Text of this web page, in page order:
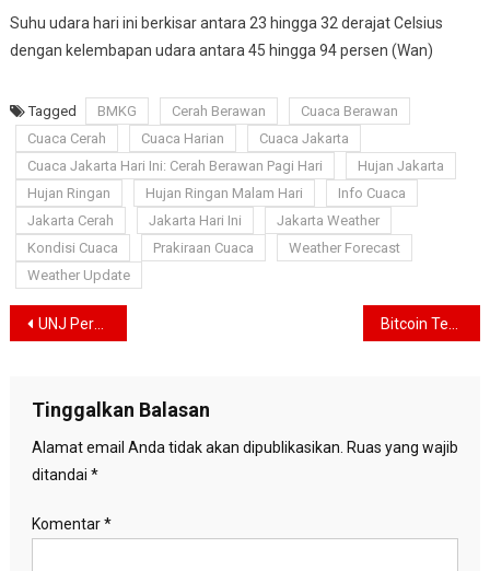
Suhu udara hari ini berkisar antara 23 hingga 32 derajat Celsius
dengan kelembapan udara antara 45 hingga 94 persen (Wan)
Tagged BMKG Cerah Berawan
Cuaca Berawan
Cuaca Cerah
Cuaca Harian
Cuaca Jakarta
Cuaca Jakarta Hari Ini: Cerah Berawan Pagi Hari
Hujan Jakarta
Hujan Ringan
Hujan Ringan Malam Hari
Info Cuaca
Jakarta Cerah
Jakarta Hari Ini
Jakarta Weather
Kondisi Cuaca
Prakiraan Cuaca
Weather Forecast
Weather Update
Navigasi
UNJ Perkuat Implementasi Kurikulum Merdeka di Pulau Pari
Tinggalkan Balasan
Alamat email Anda tidak akan dipublikasikan. Ruas yang wajib
ditandai *
Komentar*